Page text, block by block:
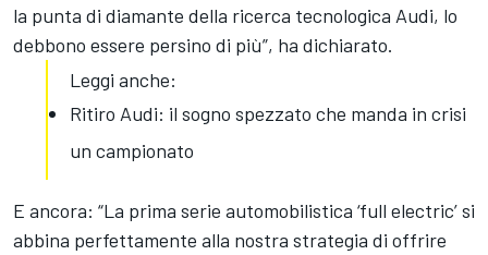
la punta di diamante della ricerca tecnologica Audi, lo
debbono essere persino di più”, ha dichiarato.
Leggi anche:
Ritiro Audi: il sogno spezzato che manda in crisi
un campionato
E ancora: “La prima serie automobilistica ‘full electric’ si
abbina perfettamente alla nostra strategia di offrire